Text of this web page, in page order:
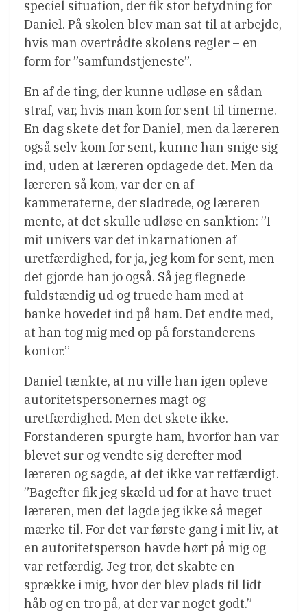
speciel situation, der fik stor betydning for
Daniel. På skolen blev man sat til at arbejde,
hvis man overtrådte skolens regler – en
form for ”samfundstjeneste”.
En af de ting, der kunne udløse en sådan
straf, var, hvis man kom for sent til timerne.
En dag skete det for Daniel, men da læreren
også selv kom for sent, kunne han snige sig
ind, uden at læreren opdagede det. Men da
læreren så kom, var der en af
kammeraterne, der sladrede, og læreren
mente, at det skulle udløse en sanktion: ”I
mit univers var det inkarnationen af
uretfærdighed, for ja, jeg kom for sent, men
det gjorde han jo også. Så jeg flegnede
fuldstændig ud og truede ham med at
banke hovedet ind på ham. Det endte med,
at han tog mig med op på forstanderens
kontor.”
Daniel tænkte, at nu ville han igen opleve
autoritetspersonernes magt og
uretfærdighed. Men det skete ikke.
Forstanderen spurgte ham, hvorfor han var
blevet sur og vendte sig derefter mod
læreren og sagde, at det ikke var retfærdigt.
”Bagefter fik jeg skæld ud for at have truet
læreren, men det lagde jeg ikke så meget
mærke til. For det var første gang i mit liv, at
en autoritetsperson havde hørt på mig og
var retfærdig. Jeg tror, det skabte en
sprække i mig, hvor der blev plads til lidt
håb og en tro på, at der var noget godt.”